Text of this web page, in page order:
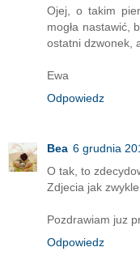
Ojej, o takim
mogła nastawić,
ostatni dzwonek,
Ewa
Odpowiedz
Bea 6 grudnia
O tak, to
Zdjecia jak
Pozdrawiam juz
Odpowiedz